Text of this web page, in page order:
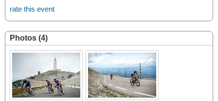
rate this event
Photos (4)